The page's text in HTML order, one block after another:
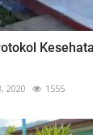
2020 1555